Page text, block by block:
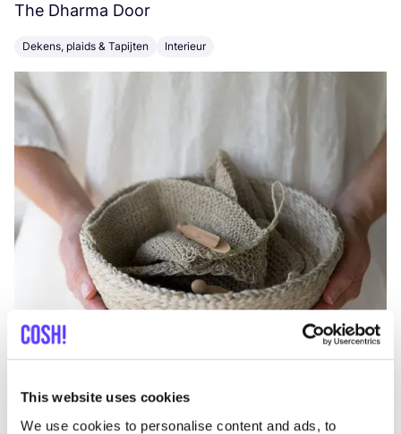
This website uses cookies
We use cookies to personalise content and ads, to
The Dharma Door
Dekens, plaids & Tapijten Interieur